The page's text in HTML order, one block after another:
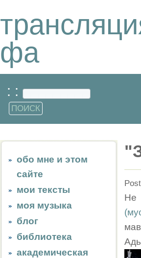
фа
: :
обо мне и этом
сайте
мои тексты
моя музыка
блог
библиотека
академическая
Не